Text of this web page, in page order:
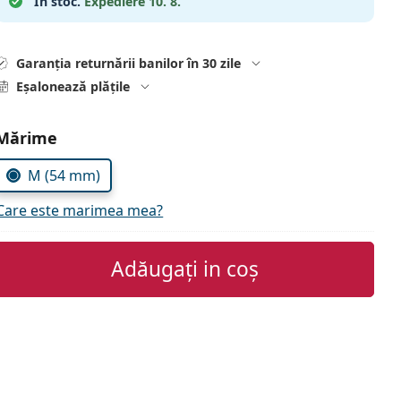
Garanția returnării banilor în 30 zile
Eșalonează plățile
parametrii
M (54 mm)
este marimea mea?
Adăugați in coș